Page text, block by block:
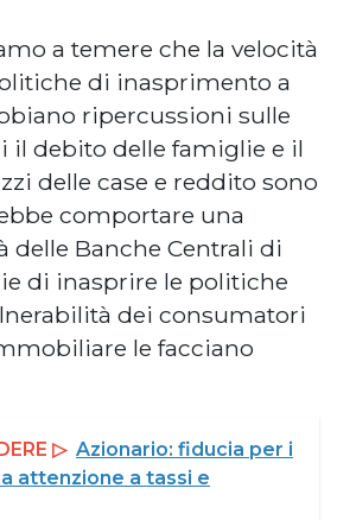
a temere che la velocità
di inasprimento a
ripercussioni sulle
il debito delle famiglie e il
delle case e reddito sono
comportare una
delle Banche Centrali di
di inasprire le politiche
dei consumatori
le facciano
▷ Azionario: fiducia per i
attenzione a tassi e